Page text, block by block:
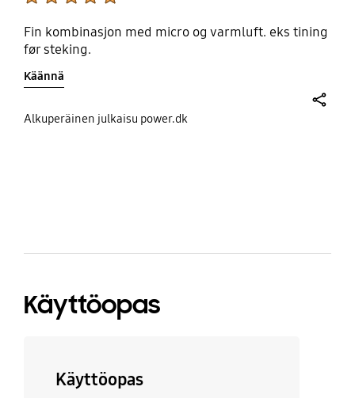
Fin kombinasjon med micro og varmluft. eks tining
før steking.
Käännä
Alkuperäinen julkaisu power.dk
Käyttöopas
Käyttöopas